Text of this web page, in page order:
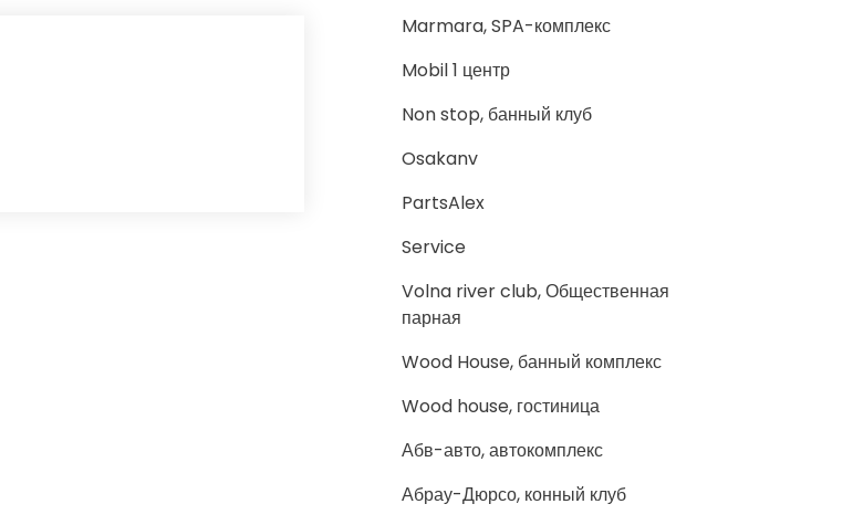
Marmara, SPA-комплекс
Mobil 1 центр
Non stop, банный клуб
Osakanv
PartsAlex
Service
Volna river club, Общественная
парная
Wood House, банный комплекс
Wood house, гостиница
Абв-авто, автокомплекс
Абрау-Дюрсо, конный клуб